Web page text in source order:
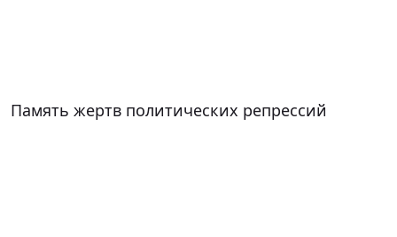
Память жертв политических репрессий